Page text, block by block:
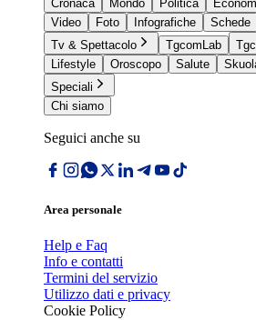
Cronaca
Mondo Politica
Video
Foto Infografiche
Schede
Tv & Spettacolo
TgcomLab
Lifestyle
Oroscopo Salute
Speciali
Chi siamo
Seguici anche su
Area personale
Help e Faq
Info e contatti
Termini del servizio
Utilizzo dati e privacy
Cookie Policy